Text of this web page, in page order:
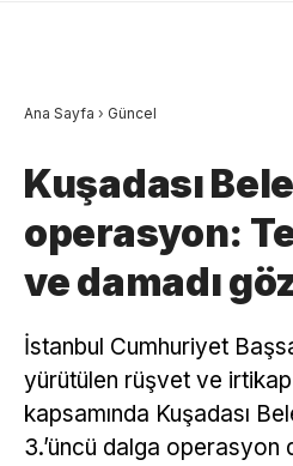
Ana Sayfa › Güncel
Kuşadası
operasyon:
ve damadı
İstanbul Cumhuriyet
yürütülen rüşvet ve
kapsamında Kuşadası
3.’üncü dalga operasyon